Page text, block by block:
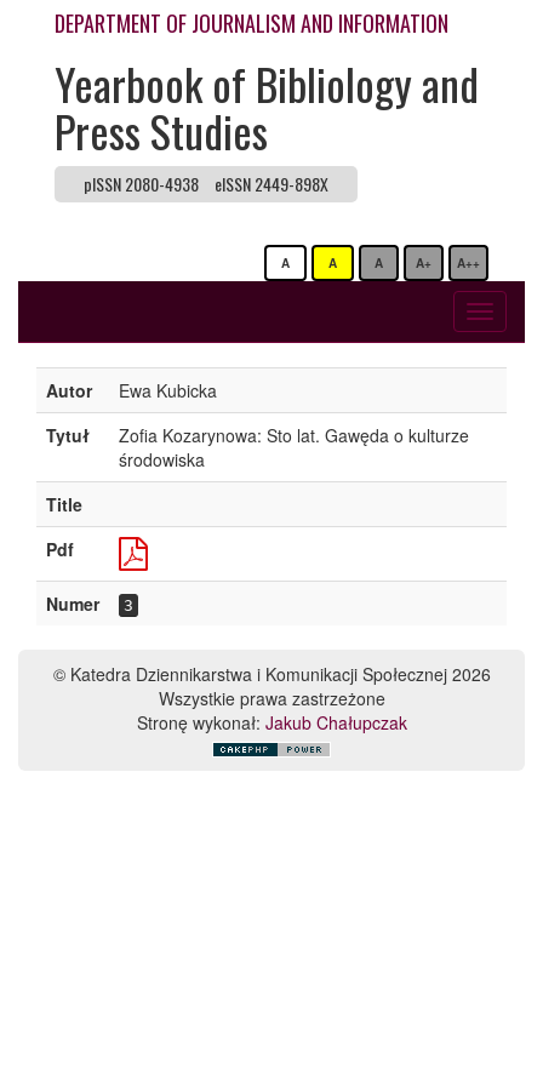
DEPARTMENT OF JOURNALISM AND INFORMATION
Yearbook of Bibliology and
Press Studies
pISSN 2080-4938 eISSN 2449-898X
A A A A+ A++
Toggle
Autor
Ewa Kubicka
Tytuł
Zofia Kozarynowa: Sto lat. Gawęda o kulturze
środowiska
Title
Pdf
Numer 3
© Katedra Dziennikarstwa i Komunikacji Społecznej 2026
Wszystkie prawa zastrzeżone
Stronę wykonał: Jakub Chałupczak